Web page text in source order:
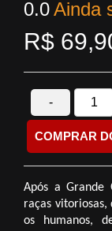
0.0Ainda
R$
-
COMPRAR
Após a
raças vitoriosas,
os humanos,